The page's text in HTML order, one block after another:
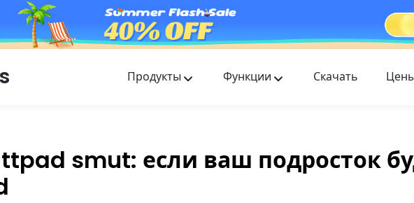
Продукты
FlashGet Finder
Функции Скачать
smut: если ваш подросток